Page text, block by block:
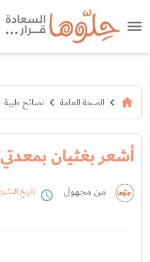
الصحة العامة نصائح طبية
أشعر بغثيان بمعدتي
من مجهول تاريخ النشر: